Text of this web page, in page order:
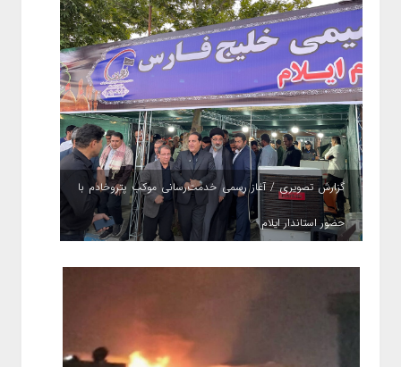
گزارش تصویری / آغاز رسمی خدمت‌رسانی موکب پتروخادم با
حضور استاندار ایلام